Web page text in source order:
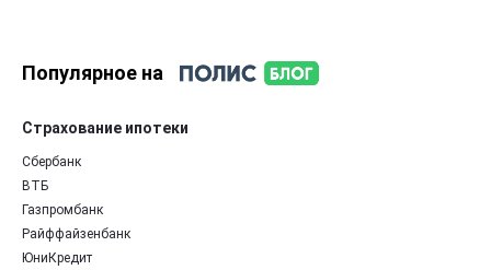
Популярное на
Страхование ипотеки
Сбербанк
ВТБ
Газпромбанк
Райффайзенбанк
ЮниКредит